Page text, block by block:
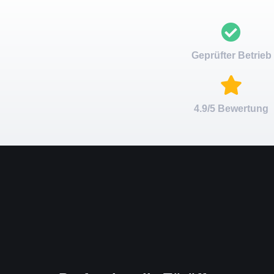
Geprüfter Betrieb
4.9/5 Bewertung